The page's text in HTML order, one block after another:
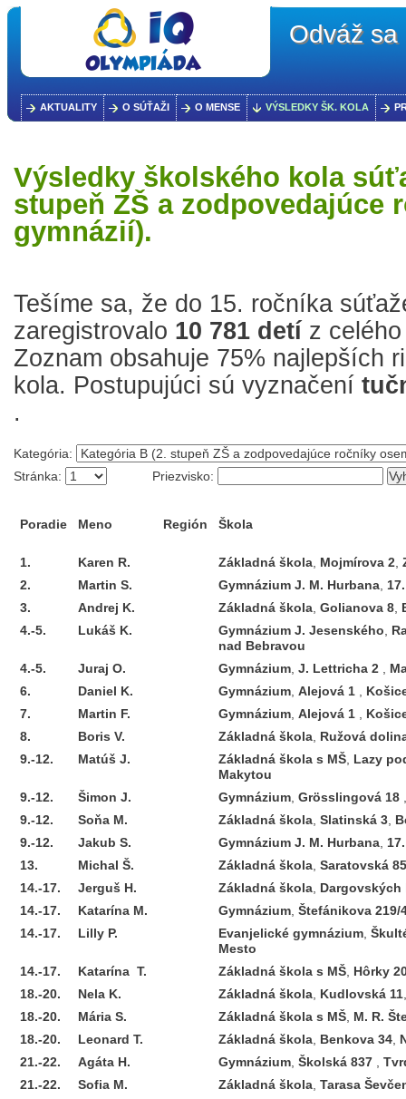
Odváž
AKTUALITY O SÚŤAŽI O MENSE VÝSLEDKY ŠK. KOLA
Výsledky školského kola
stupeň ZŠ a zodpovedajúce
gymnázií).
Tešíme sa, že do 15. ročníka
zaregistrovalo 10 781 detí z
Zoznam obsahuje 75% najlepších
kola. Postupujúci sú vyznačení
.
Kategória:
Stránka:
Priezvisko:
Poradie Meno Región Škola
1. Karen R. Základná škola Mojmírova 2
2.
Martin S. Gymnázium J. M. Hurbana
3.
Andrej K. Základná škola Golianova 8
4.-5.
Lukáš K. Gymnázium J. Jesenského
nad Bebravou
4.-5.
Juraj O. Gymnázium J. Lettricha 2
6.
Daniel K. Gymnázium Alejová 1
7.
Martin F. Gymnázium Alejová 1
8.
Boris V. Základná škola Ružová
9.-12.
Matúš J. Základná škola s MŠ Lazy
Makytou
9.-12.
Šimon J. Gymnázium Grösslingová 18
9.-12.
Soňa M. Základná škola Slatinská 3
9.-12.
Jakub S. Gymnázium J. M. Hurbana
13.
Michal Š. Základná škola Saratovská 85
14.-17.
Jerguš H. Základná škola Dargovských
14.-17.
Katarína M. Gymnázium Štefánikova 219/
14.-17.
Lilly P. Evanjelické gymnázium
Mesto
14.-17.
Katarína T. Základná škola s MŠ Hôrky
18.-20.
Nela K. Základná škola Kudlovská 11
18.-20.
Mária S. Základná škola s MŠ M. R.
18.-20.
Leonard T. Základná škola Benkova 34
21.-22.
Agáta H. Gymnázium Školská 837
21.-22.
Sofia M. Základná škola Tarasa